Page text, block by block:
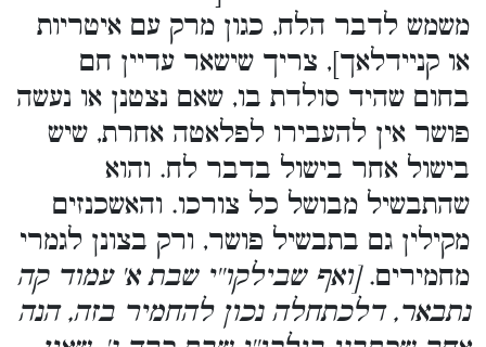
משמש לדבר הלח, כגון מרק עם איטריות
או קניידלאך], צריך שישאר עדיין חם
בחום שהיד סולדת בו, שאם נצטנן או נעשה
פושר אין להעבירו לפלאטה אחרת, שיש
בישול אחר בישול בדבר לח. והוא
שהתבשיל מבושל כל צורכו. והאשכנזים
מקילין גם בתבשיל פושר, ורק בצונן לגמרי
מחמירים.[ואף שבילקו''י שבת א' עמוד קה
נתבאר, דלכתחלה נכון להחמיר בזה, הנה